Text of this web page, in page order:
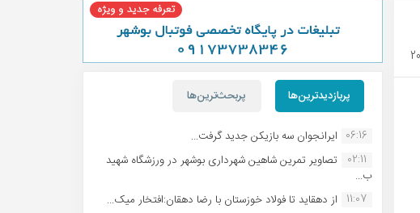
پربازدیدترین‌ها پربحث‌ترین‌ها
06:16 ایرانجوان سه بازیکن جدید گرفت...
02:11
تصاویر تمرین شاهین شهردارى بوشهر در ورزشگاه شهید
ب...
11:07 از دهقاید تا فولاد خوزستان با رضا دهقان:افتخار میک...